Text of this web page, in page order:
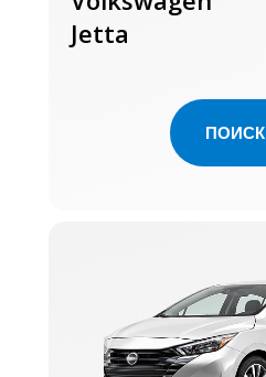
Jetta
ПОИСК